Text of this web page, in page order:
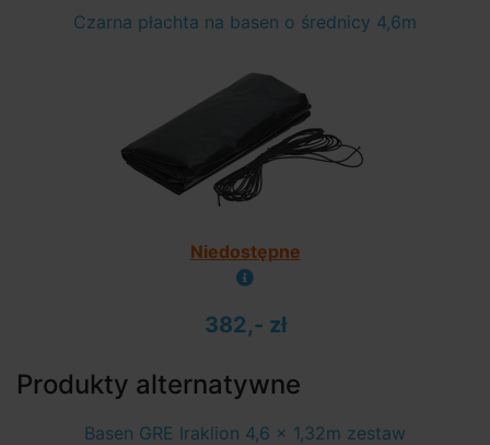
Czarna płachta na basen o średnicy 4,6m
Niedostępne
382,- zł
Produkty alternatywne
Basen GRE Iraklion 4,6 x 1,32m zestaw